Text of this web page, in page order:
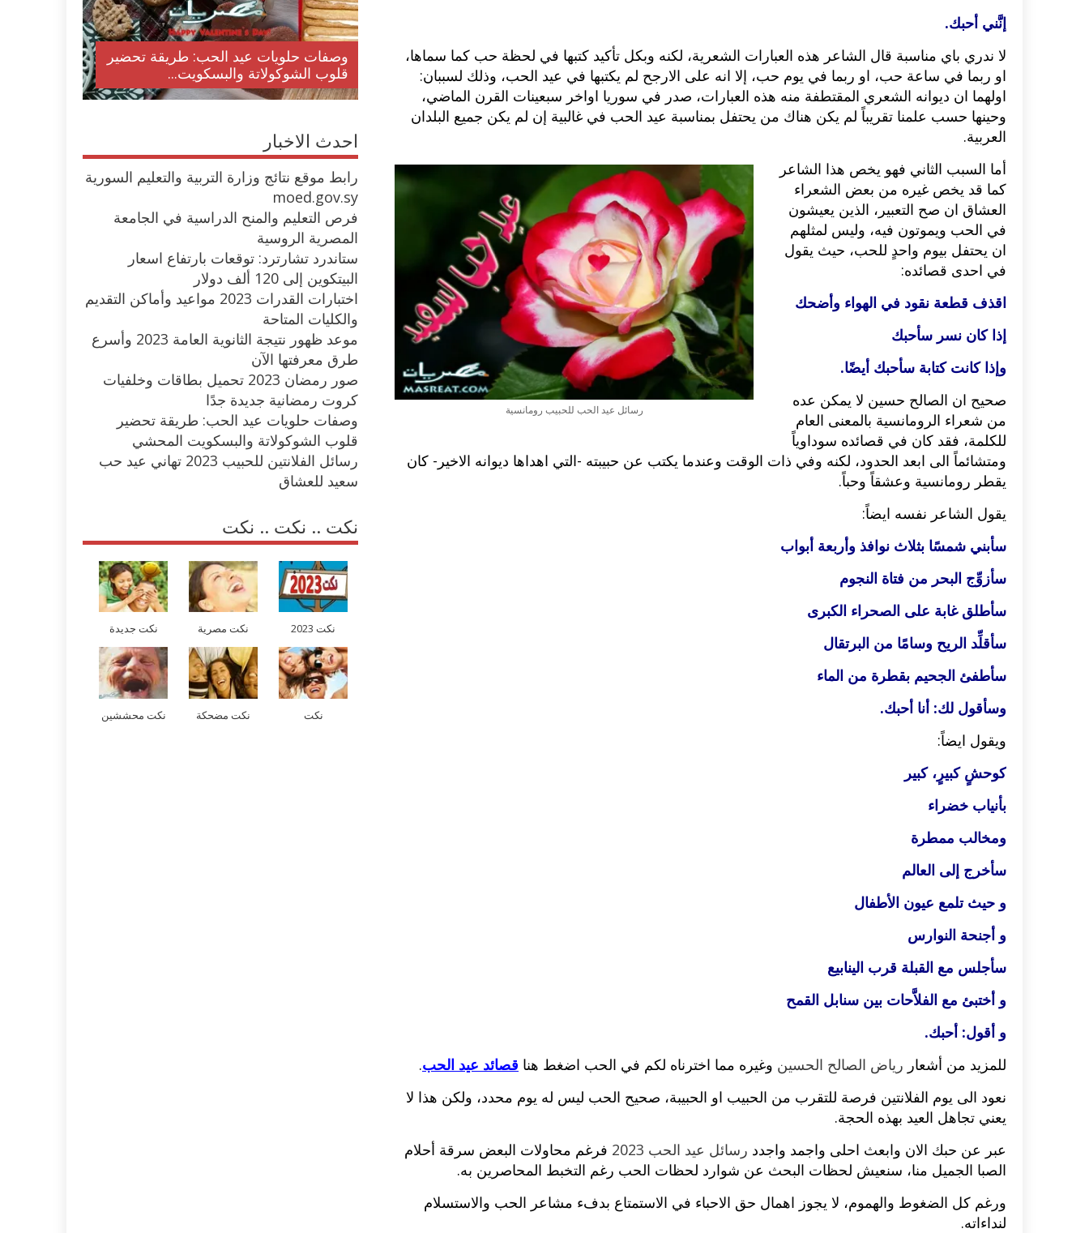
إنَّني أحبك.
لا ندري باي مناسبة قال الشاعر هذه العبارات الشعرية، لكنه وبكل تأكيد كتبها في لحظة حب كما سماها،
او ربما في ساعة حب، او ربما في يوم حب، إلا انه على الارجح لم يكتبها في عيد الحب، وذلك لسببان:
اولهما ان ديوانه الشعري المقتطفة منه هذه العبارات، صدر في سوريا اواخر سبعينات القرن الماضي،
وحينها حسب علمنا تقريباً لم يكن هناك من يحتفل بمناسبة عيد الحب في غالبية إن لم يكن جميع البلدان
العربية.
رسائل عيد الحب للحبيب رومانسية
أما السبب الثاني فهو يخص هذا الشاعر
كما قد يخص غيره من بعض الشعراء
العشاق ان صح التعبير، الذين يعيشون
في الحب ويموتون فيه، وليس لمثلهم
ان يحتفل بيوم واحدٍ للحب، حيث يقول
في احدى قصائده:
اقذف قطعة نقود في الهواء وأضحك
إذا كان نسر سأحبك
وإذا كانت كتابة سأحبك أيضًا.
صحيح ان الصالح حسين لا يمكن عده
من شعراء الرومانسية بالمعنى العام
للكلمة، فقد كان في قصائده سوداوياً
ومتشائماً الى ابعد الحدود، لكنه وفي ذات الوقت وعندما يكتب عن حبيبته -التي اهداها ديوانه الاخير- كان
يقطر رومانسية وعشقاً وحباً.
يقول الشاعر نفسه ايضاً:
سأبني شمسًا بثلاث نوافذ وأربعة أبواب
سأزوِّج البحر من فتاة النجوم
سأطلق غابة على الصحراء الكبرى
سأقلِّد الريح وسامًا من البرتقال
سأطفئ الجحيم بقطرة من الماء
وسأقول لك: أنا أحبك.
ويقول ايضاً:
كوحشٍ كبيرٍ، كبير
بأنياب خضراء
ومخالب ممطرة
سأخرج إلى العالم
و حيث تلمع عيون الأطفال
و أجنحة النوارس
سأجلس مع القبلة قرب الينابيع
و أختبئ مع الفلاَّحات بين سنابل القمح
و أقول: أحبك.
للمزيد من أشعار رياض الصالح الحسين وغيره مما اخترناه لكم في الحب اضغط هنا قصائد عيد الحب.
نعود الى يوم الفلانتين فرصة للتقرب من الحبيب او الحبيبة، صحيح الحب ليس له يوم محدد، ولكن هذا لا
يعني تجاهل العيد بهذه الحجة.
عبر عن حبك الان وابعث احلى واجمد واجدد رسائل عيد الحب 2023
فرغم‮ ‬محاولات البعض سرقة أحلام
الصبا الجميل منا، ‬سنعيش لحظات البحث عن شوارد لحظات الحب رغم التخبط المحاصرين به.
ورغم كل الضغوط والهموم، لا يجوز اهمال حق الاحباء في الاستمتاع بدفء مشاعر الحب والاستسلام
لنداءاته‮.
وصفات حلويات عيد الحب: طريقة تحضير
قلوب الشوكولاتة والبسكويت...
وصفات أكلات عيد راس السنة الميلادية
والميلاد المجيد الكريسما...
طريقة تحضير حلاوة المولد النبوي مع
وصفات بالفيديو والصور...
اكلات عيد الاضحى 2023 وصفات طبخ
احدث الاخبار
رابط موقع نتائج وزارة التربية والتعليم السورية
moed.gov.sy
فرص التعليم والمنح الدراسية في الجامعة
المصرية الروسية
ستاندرد تشارترد: توقعات بارتفاع اسعار
البيتكوين إلى 120 ألف دولار
اختبارات القدرات 2023 مواعيد وأماكن التقديم
والكليات المتاحة
موعد ظهور نتيجة الثانوية العامة 2023 وأسرع
طرق معرفتها الآن
صور رمضان 2023 تحميل بطاقات وخلفيات
كروت رمضانية جديدة جدًا
وصفات حلويات عيد الحب: طريقة تحضير
قلوب الشوكولاتة والبسكويت المحشي
رسائل الفلانتين للحبيب 2023 تهاني عيد حب
سعيد للعشاق
نكت .. نكت .. نكت
نكت 2023 نكت مصرية نكت جديدة
نكت نكت مضحكة نكت محششين